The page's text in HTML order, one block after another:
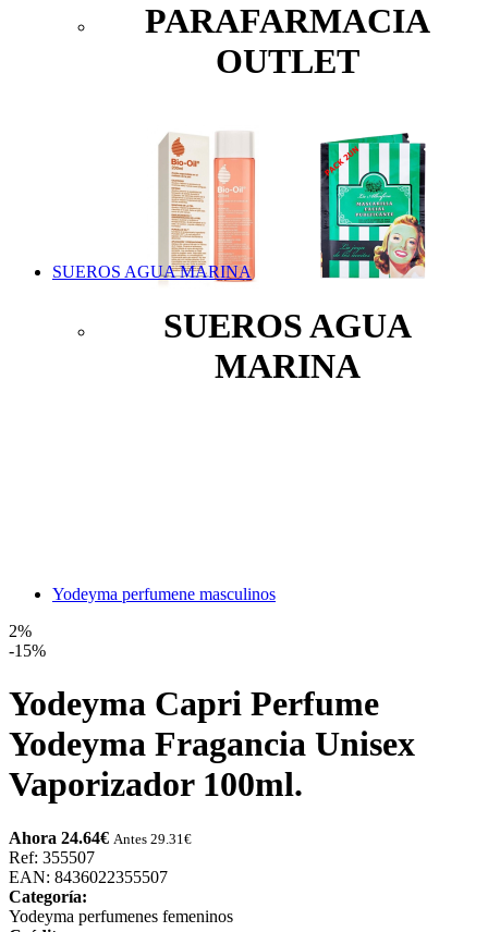
PARAFARMACIA
OUTLET
SUEROS AGUA MARINA
SUEROS AGUA
MARINA
Yodeyma perfumene masculinos
2%
-15%
Yodeyma Capri Perfume
Yodeyma Fragancia Unisex
Vaporizador 100ml.
Ahora 24.64€ Antes 29.31 €
Ref: 355507
EAN: 8436022355507
Categoría:
Yodeyma perfumenes femeninos